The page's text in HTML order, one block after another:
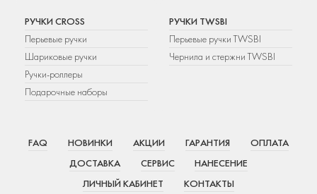
РУЧКИ CROSS
Перьевые ручки
Шариковые ручки
Ручки-роллеры
Подарочные наборы
РУЧКИ TWSBI
Перьевые ручки TWSBI
Чернила и стержни TWSBI
FAQ НОВИНКИ АКЦИИ ГАРАНТИЯ
ОПЛАТА
ДОСТАВКА
СЕРВИС
НАНЕСЕНИЕ
ЛИЧНЫЙ КАБИНЕТ
КОНТАКТЫ